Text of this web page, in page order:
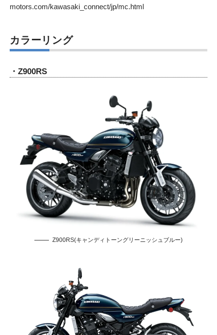
motors.com/kawasaki_connect/jp/mc.html
カラーリング
・Z900RS
Z900RS(キャンディトーングリーニッシュブルー)